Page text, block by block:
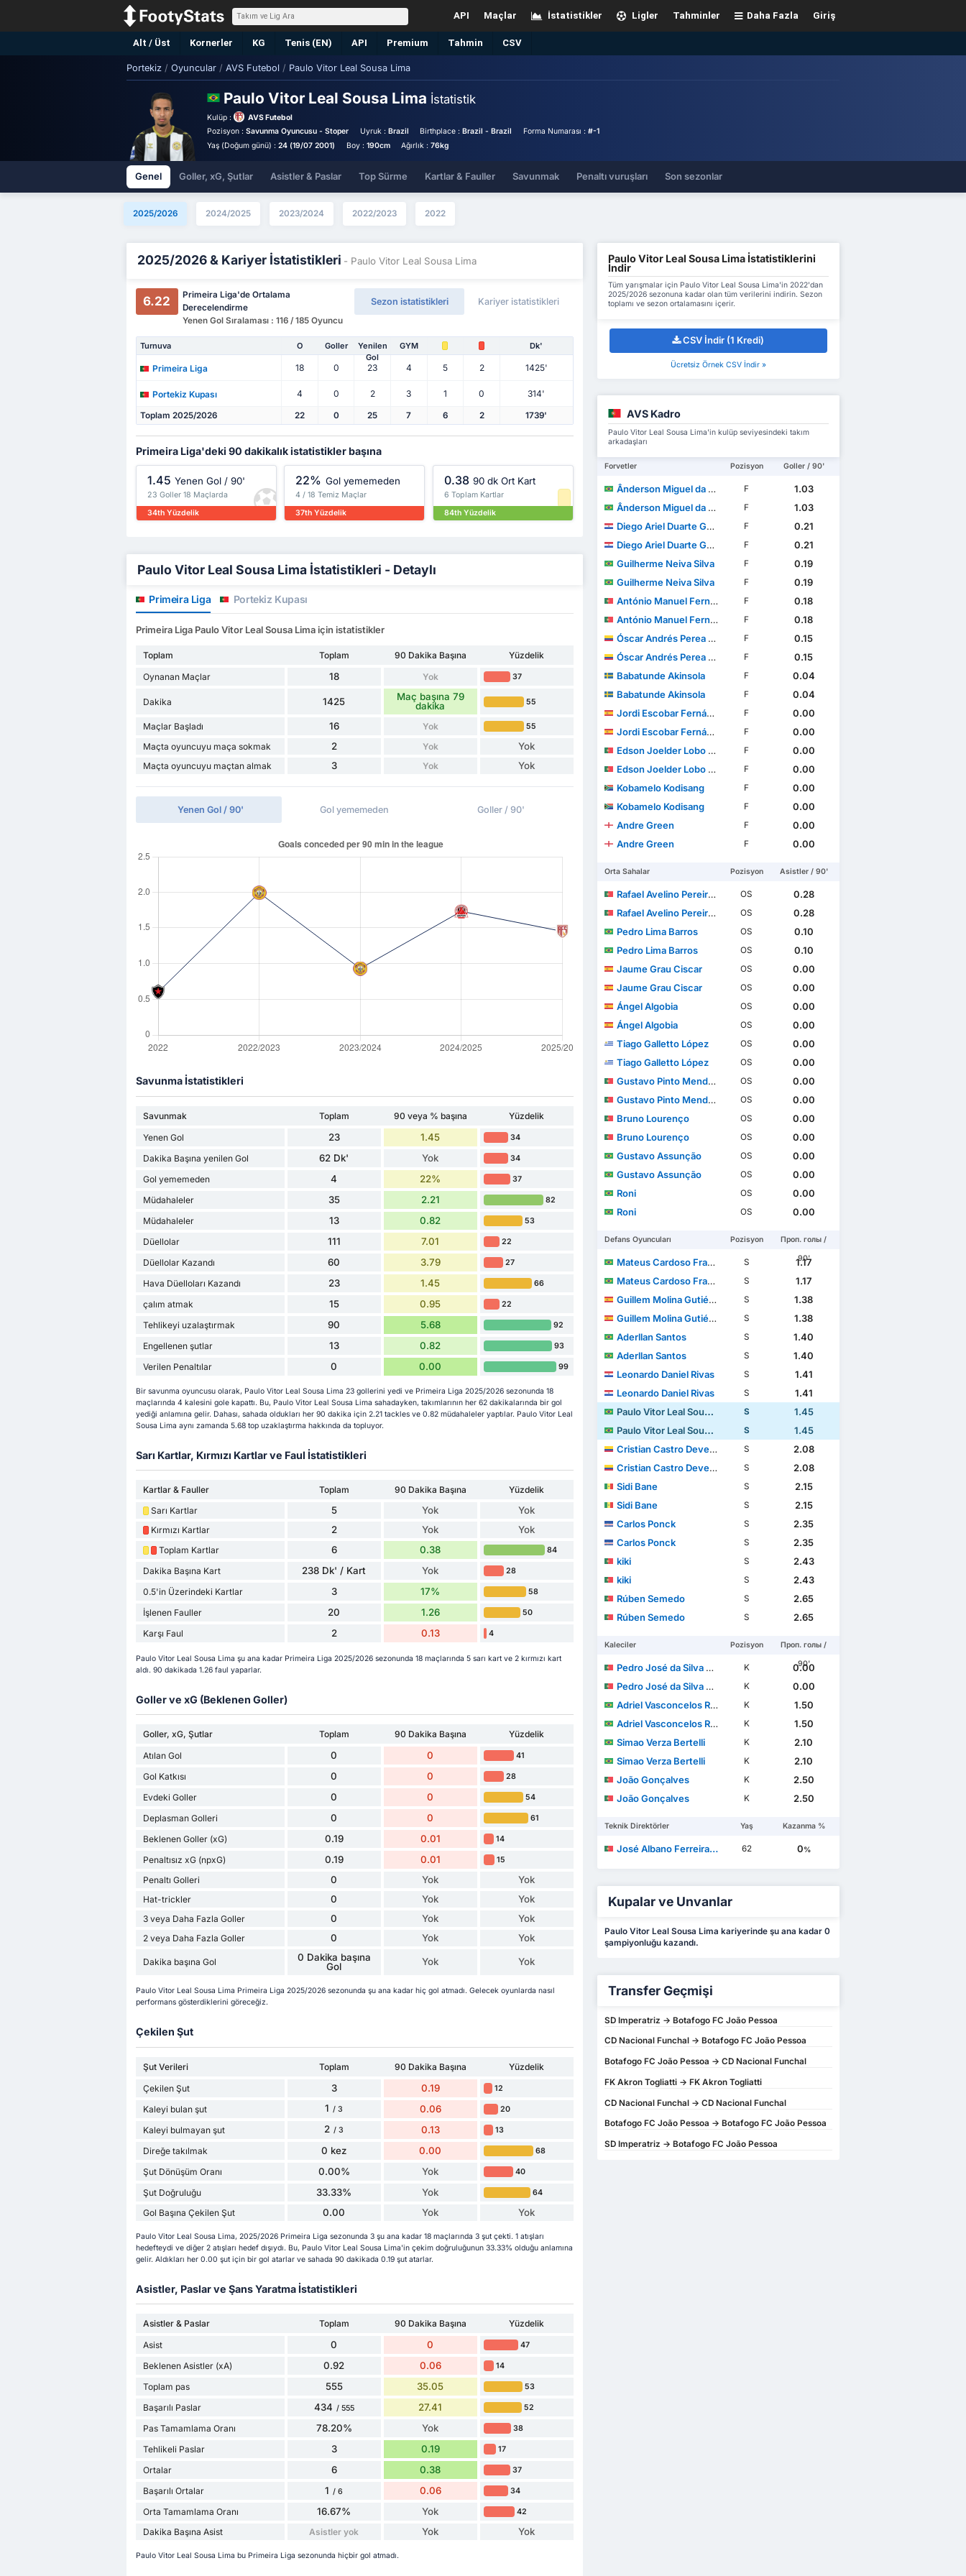
Giriş
Daha Fazla
Tahminler
Ligler
İstatistikler
Maçlar
API
Alt / Üst Kornerler KG Tenis (EN) API Premium Tahmin CSV
Portekiz / Oyuncular / AVS Futebol / Paulo Vitor Leal Sousa Lima
Paulo Vitor Leal Sousa Lima İstatistik
Kulüp :
AVS Futebol
Pozisyon :Savunma Oyuncusu - Stoper Uyruk : Brazil Birthplace :Brazil - Brazil Forma Numarası : #-1
Yaş (Doğum günü) :24 (19/07 2001) Boy : 190cm Ağırlık :76kg
Genel Goller, xG, Şutlar Asistler & Paslar Top Sürme Kartlar & Fauller Savunmak Penaltı vuruşları Son sezonlar
2025/2026 2024/2025 2023/2024 2022/2023 2022
2025/2026 & Kariyer İstatistikleri - Paulo Vitor Leal Sousa Lima
6.22
Primeira Liga'de Ortalama
Derecelendirme
Yenen Gol Sıralaması : 116 / 185 Oyuncu
Sezon istatistikleri Kariyer istatistikleri
Turnuva O Goller
Yenilen
Gol
GYM Dk'
Primeira Liga 18 0 23 4 5 2 1425'
Portekiz Kupası 4 0 2 3 1 0 314'
Toplam 2025/2026 22 0 25 7 6 2 1739'
Primeira Liga'deki 90 dakikalık istatistikler başına
1.45 Yenen Gol / 90'
23 Goller 18 Maçlarda
34th Yüzdelik
22% Gol yememeden
4 / 18 Temiz Maçlar
37th Yüzdelik
0.38 90 dk Ort Kart
6 Toplam Kartlar
84th Yüzdelik
Paulo Vitor Leal Sousa Lima İstatistikleri - Detaylı
Primeira Liga Portekiz Kupası
Primeira Liga Paulo Vitor Leal Sousa Lima için istatistikler
Toplam Toplam 90 Dakika Başına
Yüzdelik
Oynanan Maçlar
18 Yok 37
Dakika 1425
Maç başına 79
dakika
55
Maçlar Başladı 16 Yok 55
Maçta oyuncuyu maça sokmak 2 Yok Yok
Maçta oyuncuyu maçtan almak 3 Yok Yok
Yenen Gol / 90' Gol yememeden Goller / 90'
Savunma İstatistikleri
Savunmak Toplam 90 veya % başına
Yüzdelik
Yenen Gol
23 1.45 34
Dakika Başına yenilen Gol 62 Dk' Yok 34
Gol yememeden 4 22% 37
Müdahaleler 35 2.21 82
Müdahaleler 13 0.82 53
Düellolar 111 7.01 22
Düellolar Kazandı 60 3.79 27
Hava Düelloları Kazandı 23 1.45 66
çalım atmak 15 0.95 22
Tehlikeyi uzalaştırmak 90 5.68 92
Engellenen şutlar 13 0.82 93
Verilen Penaltılar 0 0.00 99
Bir savunma oyuncusu olarak, Paulo Vitor Leal Sousa Lima 23 gollerini yedi ve Primeira Liga 2025/2026 sezonunda 18
maçlarında 4 kalesini gole kapattı. Bu, Paulo Vitor Leal Sousa Lima sahadayken, takımlarının her 62 dakikalarında bir gol
yediği anlamına gelir. Dahası, sahada oldukları her 90 dakika için 2.21 tackles ve 0.82 müdahaleler yaptılar. Paulo Vitor Leal
Sousa Lima aynı zamanda 5.68 top uzaklaştırma hakkında da topluyor.
Sarı Kartlar, Kırmızı Kartlar ve Faul İstatistikleri
Kartlar & Fauller Toplam 90 Dakika Başına
Yüzdelik
Sarı Kartlar
5 Yok Yok
Kırmızı Kartlar 2 Yok Yok
Toplam Kartlar 6 0.38 84
Dakika Başına Kart 238 Dk' / Kart Yok 28
0.5'in Üzerindeki Kartlar 3 17% 58
İşlenen Fauller 20 1.26 50
Karşı Faul 2 0.13 4
Paulo Vitor Leal Sousa Lima şu ana kadar Primeira Liga 2025/2026 sezonunda 18 maçlarında 5 sarı kart ve 2 kırmızı kart
aldı. 90 dakikada 1.26 faul yaparlar.
Goller ve xG (Beklenen Goller)
Goller, xG, Şutlar Toplam 90 Dakika Başına
Yüzdelik
Atılan Gol
0 0 41
Gol Katkısı 0 0 28
Evdeki Goller 0 0 54
Deplasman Golleri 0 0 61
Beklenen Goller (xG) 0.19 0.01 14
Penaltısız xG (npxG) 0.19 0.01 15
Penaltı Golleri 0 Yok Yok
Hat-trickler 0 Yok Yok
3 veya Daha Fazla Goller 0 Yok Yok
2 veya Daha Fazla Goller 0 Yok Yok
Dakika başına Gol
0 Dakika başına
Gol
Yok Yok
Paulo Vitor Leal Sousa Lima Primeira Liga 2025/2026 sezonunda şu ana kadar hiç gol atmadı. Gelecek oyunlarda nasıl
performans gösterdiklerini göreceğiz.
Çekilen Şut
Şut Verileri Toplam 90 Dakika Başına
Yüzdelik
Çekilen Şut
3 0.19 12
Kaleyi bulan şut 1 / 3 0.06 20
Kaleyi bulmayan şut 2 / 3 0.13 13
Direğe takılmak 0 kez 0.00 68
Şut Dönüşüm Oranı 0.00% Yok 40
Şut Doğruluğu 33.33% Yok 64
Gol Başına Çekilen Şut 0.00 Yok Yok
Paulo Vitor Leal Sousa Lima, 2025/2026 Primeira Liga sezonunda 3 şu ana kadar 18 maçlarında 3 şut çekti. 1 atışları
hedefteydi ve diğer 2 atışları hedef dışıydı. Bu, Paulo Vitor Leal Sousa Lima'in çekim doğruluğunun 33.33% olduğu anlamına
gelir. Aldıkları her 0.00 şut için bir gol atarlar ve sahada 90 dakikada 0.19 şut atarlar.
Asistler, Paslar ve Şans Yaratma İstatistikleri
Asistler & Paslar Toplam 90 Dakika Başına
Yüzdelik
Asist
0 0 47
Beklenen Asistler (xA) 0.92 0.06 14
Toplam pas 555 35.05 53
Başarılı Paslar 434 / 555 27.41 52
Pas Tamamlama Oranı 78.20% Yok 38
Tehlikeli Paslar 3 0.19 17
Ortalar 6 0.38 37
Başarılı Ortalar 1 / 6 0.06 34
Orta Tamamlama Oranı 16.67% Yok 42
Dakika Başına Asist Asistler yok Yok Yok
Paulo Vitor Leal Sousa Lima bu Primeira Liga sezonunda hiçbir gol atmadı.
Paulo Vitor Leal Sousa Lima İstatistiklerini
İndir
Tüm yarışmalar için Paulo Vitor Leal Sousa Lima'in 2022'dan
2025/2026 sezonuna kadar olan tüm verilerini indirin. Sezon
toplamı ve sezon ortalamasını içerir.
CSV İndir (1 Kredi)
Ücretsiz Örnek CSV İndir »
AVS Kadro
Paulo Vitor Leal Sousa Lima'in kulüp seviyesindeki takım
arkadaşları
Forvetler Pozisyon Goller / 90'
Ânderson Miguel da Silva F
1.03
Ânderson Miguel da Silva
F
1.03
Diego Ariel Duarte Garcete
F
0.21
Diego Ariel Duarte Garcete
F
0.21
Guilherme Neiva Silva
F
0.19
Guilherme Neiva Silva
F
0.19
António Manuel Fernandes Mendes
F
0.18
António Manuel Fernandes Mendes
F
0.18
Óscar Andrés Perea Abonce
F
0.15
Óscar Andrés Perea Abonce
F
0.15
Babatunde Akinsola
F
0.04
Babatunde Akinsola
F
0.04
Jordi Escobar Fernández
F
0.00
Jordi Escobar Fernández
F
0.00
Edson Joelder Lobo Mucuana
F
0.00
Edson Joelder Lobo Mucuana
F
0.00
Kobamelo Kodisang
F
0.00
Kobamelo Kodisang
F
0.00
Andre Green
F
0.00
Andre Green
F 0.00
Orta Sahalar Pozisyon Asistler / 90'
Rafael Avelino Pereira Pinto Barbosa OS
0.28
Rafael Avelino Pereira Pinto Barbosa
OS
0.28
Pedro Lima Barros
OS
0.10
Pedro Lima Barros
OS
0.10
Jaume Grau Ciscar
OS
0.00
Jaume Grau Ciscar
OS
0.00
Ángel Algobia
OS
0.00
Ángel Algobia
OS
0.00
Tiago Galletto López
OS
0.00
Tiago Galletto López
OS
0.00
Gustavo Pinto Mendonça
OS
0.00
Gustavo Pinto Mendonça
OS
0.00
Bruno Lourenço
OS
0.00
Bruno Lourenço
OS
0.00
Gustavo Assunção
OS
0.00
Gustavo Assunção
OS
0.00
Roni
OS
0.00
Roni
OS 0.00
Defans Oyuncuları Pozisyon
Проп. голы /
90'
Mateus Cardoso Francisco S
1.17
Mateus Cardoso Francisco
S
1.17
Guillem Molina Gutiérrez
S
1.38
Guillem Molina Gutiérrez
S
1.38
Aderllan Santos
S
1.40
Aderllan Santos
S
1.40
Leonardo Daniel Rivas
S
1.41
Leonardo Daniel Rivas
S
1.41
Paulo Vitor Leal Sousa Lima
S
1.45
Paulo Vitor Leal Sousa Lima
S
1.45
Cristian Castro Devenish
S
2.08
Cristian Castro Devenish
S
2.08
Sidi Bane
S
2.15
Sidi Bane
S
2.15
Carlos Ponck
S
2.35
Carlos Ponck
S
2.35
kiki
S
2.43
kiki
S
2.43
Rúben Semedo
S
2.65
Rúben Semedo
S 2.65
Kaleciler Pozisyon
Проп. голы /
90'
Pedro José da Silva Trigueira K
0.00
Pedro José da Silva Trigueira
K
0.00
Adriel Vasconcelos Ramos
K
1.50
Adriel Vasconcelos Ramos
K
1.50
Simao Verza Bertelli
K
2.10
Simao Verza Bertelli
K
2.10
João Gonçalves
K
2.50
João Gonçalves
K 2.50
Teknik Direktörler Yaş Kazanma %
José Albano Ferreira da Mota 62 0%
Kupalar ve Unvanlar
Paulo Vitor Leal Sousa Lima kariyerinde şu ana kadar 0
şampiyonluğu kazandı.
Transfer Geçmişi
SD Imperatriz -> Botafogo FC João Pessoa
CD Nacional Funchal -> Botafogo FC João Pessoa
Botafogo FC João Pessoa -> CD Nacional Funchal
FK Akron Togliatti -> FK Akron Togliatti
CD Nacional Funchal -> CD Nacional Funchal
Botafogo FC João Pessoa -> Botafogo FC João Pessoa
SD Imperatriz -> Botafogo FC João Pessoa